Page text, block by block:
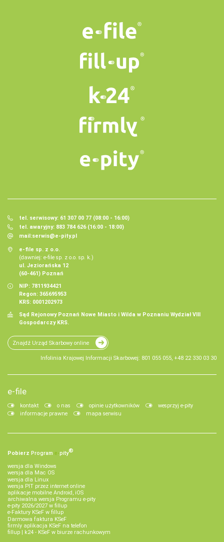
tel. serwisowy: 61 307 00 77 (08:00 - 16:00)
tel. awaryjny: 883 784 626 (16:00 - 18:00)
mail:serwis@e-pity.pl
e-file sp. z o.o.
(dawniej: e-file sp. z o.o. sp. k.)
ul. Jeziorańska 12
(60-461) Poznań
NIP: 7811934421
Regon: 365695953
KRS: 0001202973
Sąd Rejonowy Poznań Nowe Miasto i Wilda w Poznaniu Wydział VIII
Gospodarczy KRS.
Znajdź Urząd Skarbowy online
Infolinia Krajowej Informacji Skarbowej: 801 055 055, +48 22 330 03 30
e-file
kontakt o nas opinie użytkowników
wesprzyj e-pity
informacje prawne
mapa serwisu
Pobierz Program e‑pity®
wersja dla Windows
wersja dla Mac OS
wersja dla Linux
wersja PIT przez internet online
aplikacje mobilne Android, iOS
archiwalna wersja Programu e-pity
e-pity 2026/2027 w fillup
e‑Faktury KSeF w fillup
Darmowa faktura KSeF
firmly aplikacja KSeF na telefon
fillup | k24 - KSeF w biurze rachunkowym